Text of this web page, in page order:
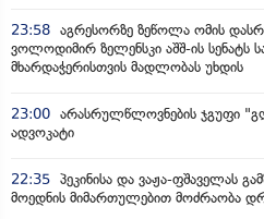
23:58 აგრესორზე ზეწოლა ომის
ვოლოდიმირ ზელენსკი აშშ-ის სენატს
მხარდაჭერისთვის მადლობას უხდის
23:00 არასრულწლოვნების ჯგუფი
ადვოკატი
22:35 პეკინისა და ვაჟა-ფშაველას
მოედნის მიმართულებით მოძრაობა